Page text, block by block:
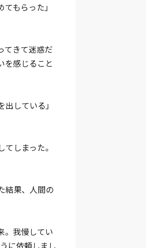
もらった」
てきて迷惑だ
を感じること
している」
しまった。
結果、人間の
。我慢してい
に依頼しまし